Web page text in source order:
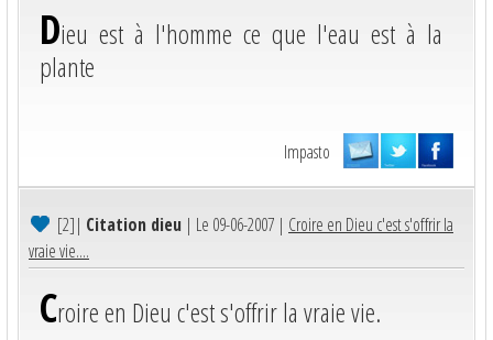
Dieu est à l'homme ce que l'eau est à la
plante
Impasto
[2]| Citation dieu | Le 09-06-2007 | Croire en Dieu c'est s'offrir la
vraie vie....
Croire en Dieu c'est s'offrir la vraie vie.